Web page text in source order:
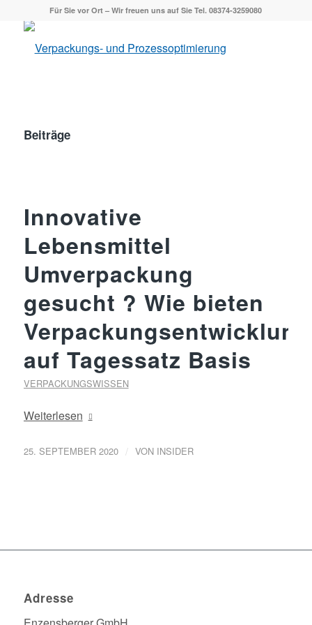
Für Sie vor Ort – Wir freuen uns auf Sie Tel. 08374-3259080
Beiträge
Innovative
Lebensmittel
Umverpackung
gesucht ? Wie bieten
Verpackungsentwicklung
auf Tagessatz Basis
VERPACKUNGSWISSEN
Weiterlesen
25. SEPTEMBER 2020 / VON INSIDER
Adresse